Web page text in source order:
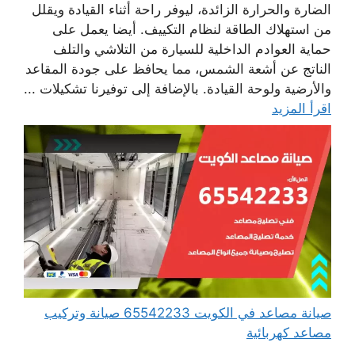
الضارة والحرارة الزائدة، ليوفر راحة أثناء القيادة ويقلل
من استهلاك الطاقة لنظام التكييف. أيضا يعمل على
حماية العوادم الداخلية للسيارة من التلاشي والتلف
الناتج عن أشعة الشمس، مما يحافظ على جودة المقاعد
والأرضية ولوحة القيادة. بالإضافة إلى توفيرنا تشكيلات ...
اقرأ المزيد
صيانة مصاعد في الكويت 65542233 صيانة وتركيب
مصاعد كهربائية